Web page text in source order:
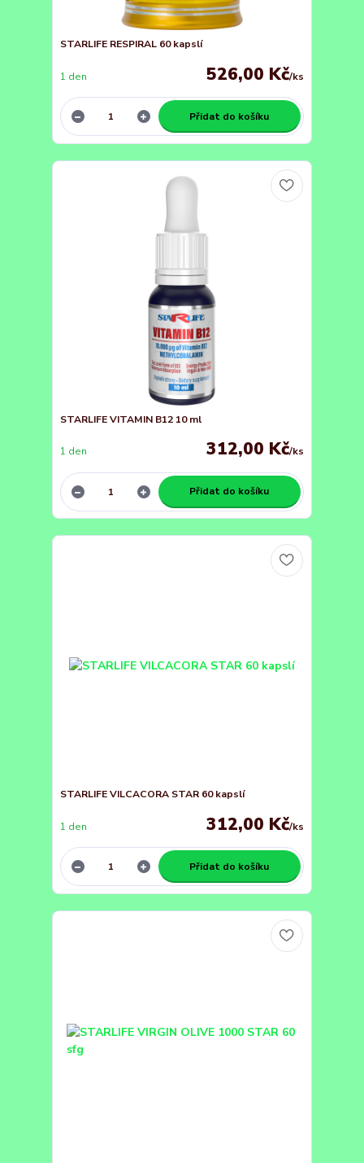
STARLIFE RESPIRAL 60 kapslí
526,00 Kč/ks
1 den
Přidat do košíku
STARLIFE VITAMIN B12 10 ml
312,00 Kč/ks
1 den
Přidat do košíku
STARLIFE VILCACORA STAR 60 kapslí
312,00 Kč/ks
1 den
Přidat do košíku